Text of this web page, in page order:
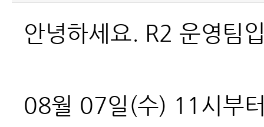
안녕하세요. R2 운영팀
08월 07일(수) 11시부